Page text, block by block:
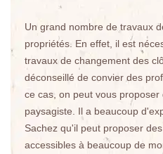
Un grand nombre de travaux
propriétés. En effet, il est
travaux de changement des
déconseillé de convier des
ce cas, on peut vous
paysagiste. Il a beaucoup
Sachez qu'il peut proposer
accessibles à beaucoup de